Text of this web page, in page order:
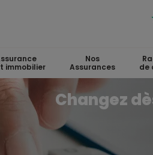
immobilier
Nos
Assurances
de
Changez